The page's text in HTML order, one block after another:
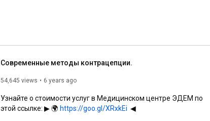
Современные методы контрацепции.
54,645 views 6 years ago
Узнайте о стоимости услуг в Медицинском центре ЭДЕМ по
этой ссылке: ▶ 🌍 https://goo.gl/XRxkEi
  ◀